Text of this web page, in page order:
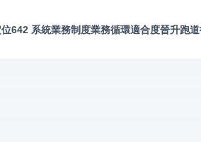
642 系統業務制度業務循環適合度晉升跑道